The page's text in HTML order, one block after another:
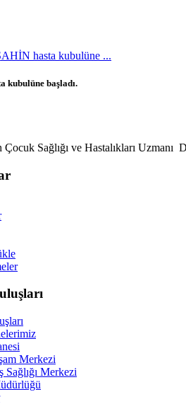
hasta kubulüne ...
kubulüne başladı.
Sağlığı ve Hastalıkları
Merkezi
Sağlığı Merkezi